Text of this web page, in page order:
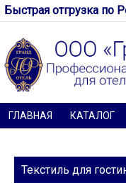
Быстрая отгрузка по
ГЛАВНАЯ КАТАЛОГ
Текстиль для